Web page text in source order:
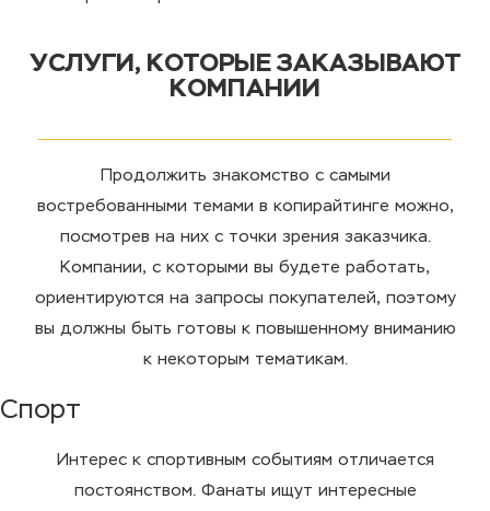
УСЛУГИ, КОТОРЫЕ ЗАКАЗЫВАЮТ
КОМПАНИИ
Продолжить знакомство с самыми
востребованными темами в копирайтинге можно,
посмотрев на них с точки зрения заказчика.
Компании, с которыми вы будете работать,
ориентируются на запросы покупателей, поэтому
вы должны быть готовы к повышенному вниманию
к некоторым тематикам.
Спорт
Интерес к спортивным событиям отличается
постоянством. Фанаты ищут интересные